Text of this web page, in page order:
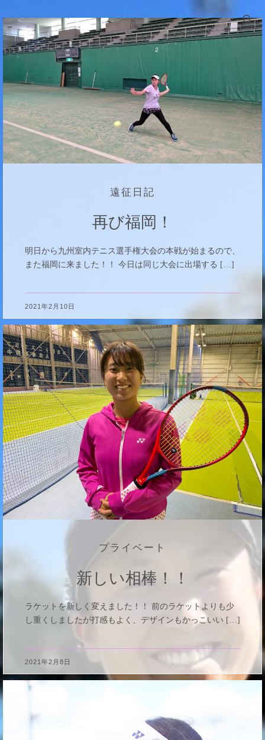
Skip to content
遠征日記
再び福岡！
明日から九州室内テニス選手権大会の本戦が始まるので、
また福岡に来ました！！ 今日は同じ大会に出場する […]
2021年2月10日
プライベート
新しい相棒！！
ラケットを新しく変えました！！ 前のラケットよりも少
し重くしましたが打感もよく、デザインもかっこいい […]
2021年2月8日